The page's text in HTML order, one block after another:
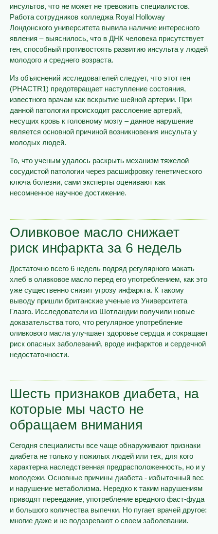
инсультов, что не может не тревожить специалистов.
Работа сотрудников колледжа Royal Holloway
Лондонского университета вывила наличие интересного
явления – выяснилось, что в ДНК человека присутствует
ген, способный противостоять развитию инсульта у людей
молодого и среднего возраста.
Из объяснений исследователей следует, что этот ген
(PHACTR1) предотвращает наступление состояния,
известного врачам как вскрытие шейной артерии. При
данной патологии происходит расслоение артерий,
несущих кровь к головному мозгу – данное нарушение
является основной причиной возникновения инсульта у
молодых людей.
То, что ученым удалось раскрыть механизм тяжелой
сосудистой патологии через расшифровку генетического
ключа болезни, сами эксперты оценивают как
несомненное научное достижение.
Оливковое масло снижает
риск инфаркта за 6 недель
Достаточно всего 6 недель подряд регулярного макать
хлеб в оливковое масло перед его употреблением, как это
уже существенно снизит угрозу инфаркта. К такому
выводу пришли британские ученые из Университета
Глазго. Исследователи из Шотландии получили новые
доказательства того, что регулярное употребление
оливкового масла улучшает здоровье сердца и сокращает
риск опасных заболеваний, вроде инфарктов и сердечной
недостаточности.
Шесть признаков диабета, на
которые мы часто не
обращаем внимания
Сегодня специалисты все чаще обнаруживают признаки
диабета не только у пожилых людей или тех, для кого
характерна наследственная предрасположенность, но и у
молодежи. Основные причины диабета - избыточный вес
и нарушение метаболизма. Нередко к таким нарушениям
приводят переедание, употребление вредного фаст-фуда
и большого количества выпечки. Но пугает врачей другое:
многие даже и не подозревают о своем заболевании.